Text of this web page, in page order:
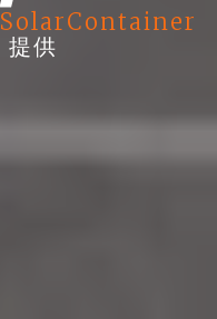
SolarContainer
提供